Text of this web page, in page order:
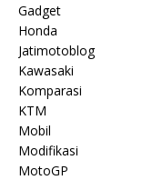
Gadget
Honda
Jatimotoblog
Kawasaki
Komparasi
KTM
Mobil
Modifikasi
MotoGP